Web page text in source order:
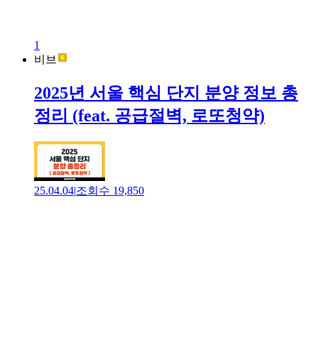
1
비브
2025년 서울 핵심 단지 분양 정보 총
정리 (feat. 공급절벽, 로또청약)
25.04.04|조회수 19,850